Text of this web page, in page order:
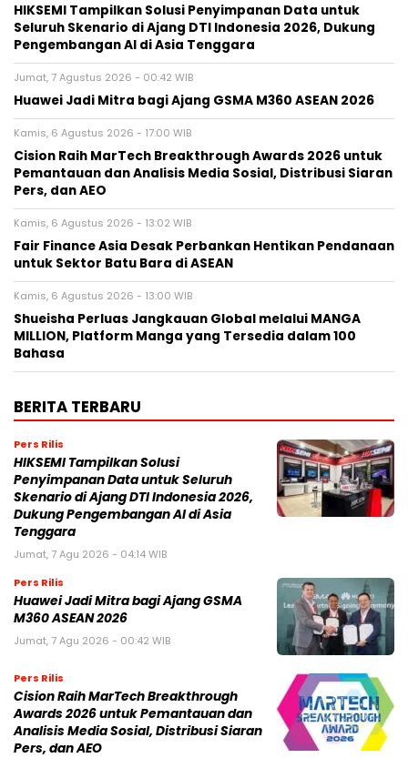
HIKSEMI Tampilkan Solusi Penyimpanan Data untuk
Seluruh Skenario di Ajang DTI Indonesia 2026, Dukung
Pengembangan AI di Asia Tenggara
Jumat, 7 Agustus 2026 - 00:42 WIB
Huawei Jadi Mitra bagi Ajang GSMA M360 ASEAN 2026
Kamis, 6 Agustus 2026 - 17:00 WIB
Cision Raih MarTech Breakthrough Awards 2026 untuk
Pemantauan dan Analisis Media Sosial, Distribusi Siaran
Pers, dan AEO
Kamis, 6 Agustus 2026 - 13:02 WIB
Fair Finance Asia Desak Perbankan Hentikan Pendanaan
untuk Sektor Batu Bara di ASEAN
Kamis, 6 Agustus 2026 - 13:00 WIB
Shueisha Perluas Jangkauan Global melalui MANGA
MILLION, Platform Manga yang Tersedia dalam 100
Bahasa
BERITA TERBARU
Pers Rilis
HIKSEMI Tampilkan Solusi
Penyimpanan Data untuk Seluruh
Skenario di Ajang DTI Indonesia 2026,
Dukung Pengembangan AI di Asia
Tenggara
Jumat, 7 Agu 2026 - 04:14 WIB
Pers Rilis
Huawei Jadi Mitra bagi Ajang GSMA
M360 ASEAN 2026
Jumat, 7 Agu 2026 - 00:42 WIB
Pers Rilis
Cision Raih MarTech Breakthrough
Awards 2026 untuk Pemantauan dan
Analisis Media Sosial, Distribusi Siaran
Pers, dan AEO